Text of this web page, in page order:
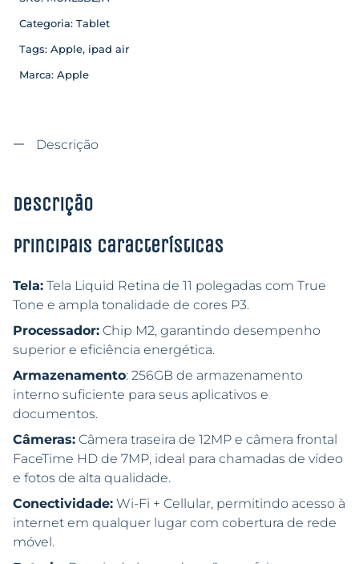
Categoria: Tablet
Tags: Apple, ipad air
Marca: Apple
Descrição
Descrição
Principais características
Tela: Tela Liquid Retina de 11 polegadas com True
Tone e ampla tonalidade de cores P3.
Processador: Chip M2, garantindo desempenho
superior e eficiência energética.
Armazenamento: 256GB de armazenamento
interno suficiente para seus aplicativos e
documentos.
Câmeras: Câmera traseira de 12MP e câmera frontal
FaceTime HD de 7MP, ideal para chamadas de vídeo
e fotos de alta qualidade.
Conectividade: Wi-Fi + Cellular, permitindo acesso à
internet em qualquer lugar com cobertura de rede
móvel.